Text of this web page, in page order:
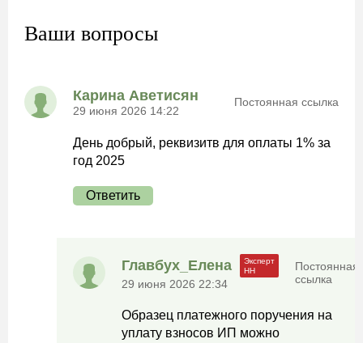
Ваши вопросы
Карина Аветисян
29 июня 2026 14:22
Постоянная ссылка
День добрый, реквизитв для оплаты 1% за
год 2025
Ответить
Главбух_Елена
29 июня 2026 22:34
Постоянная
ссылка
Образец платежного поручения на
уплату взносов ИП можно